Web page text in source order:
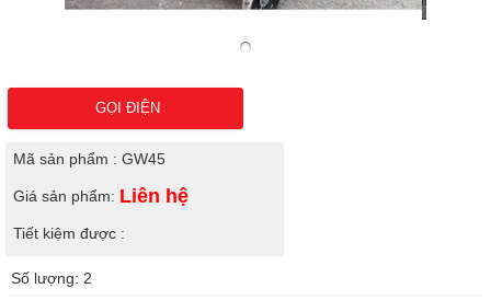
GỌI ĐIỆN
Mã sản phẩm : GW45
Giá sản phẩm: Liên hệ
Tiết kiệm được :
Số lượng: 2